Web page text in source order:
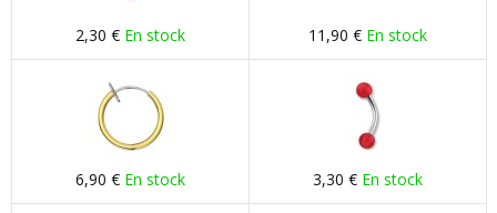
2,30 € En stock 11,90 € En stock
6,90 € En stock 3,30 € En stock